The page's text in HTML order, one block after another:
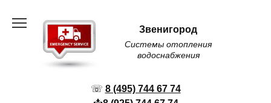
содержанию
Звенигород
Системы отопления
водоснабжения
☏ 8 (495) 744 67 74